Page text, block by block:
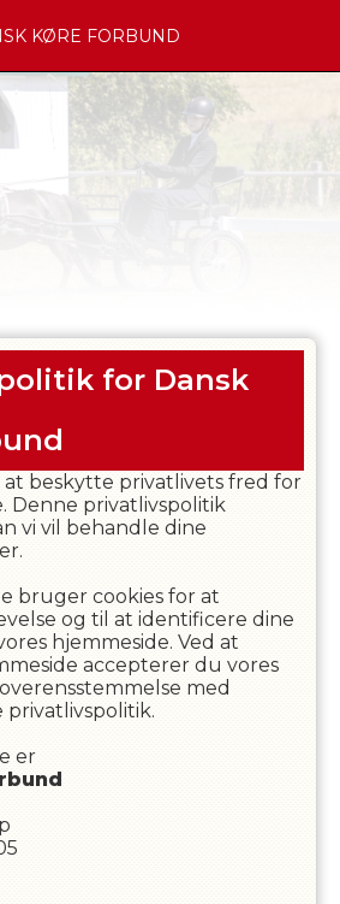
KØRE FORBUND
for Dansk
beskytte privatlivets fred for
Denne privatlivspolitik
vi vil behandle dine
bruger cookies for at
og til at identificere dine
hjemmeside. Ved at
accepterer du vores
med
privatlivspolitik.
er